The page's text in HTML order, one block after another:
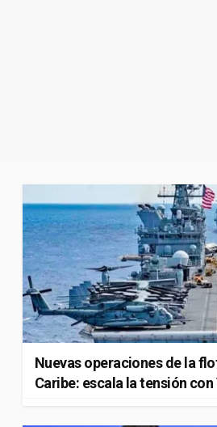
Nuevas operaciones de la
Caribe: escala la tensión con